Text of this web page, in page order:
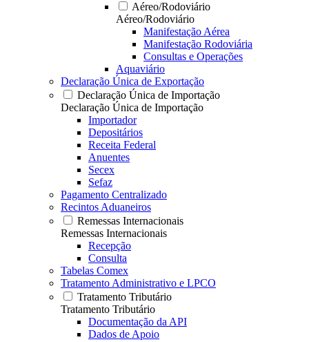
Aéreo/Rodoviário
Aéreo/Rodoviário
Manifestação Aérea
Manifestação Rodoviária
Consultas e Operações
Aquaviário
Declaração Única de Exportação
Declaração Única de Importação
Declaração Única de Importação
Importador
Depositários
Receita Federal
Anuentes
Secex
Sefaz
Pagamento Centralizado
Recintos Aduaneiros
Remessas Internacionais
Remessas Internacionais
Recepção
Consulta
Tabelas Comex
Tratamento Administrativo e LPCO
Tratamento Tributário
Tratamento Tributário
Documentação da API
Dados de Apoio